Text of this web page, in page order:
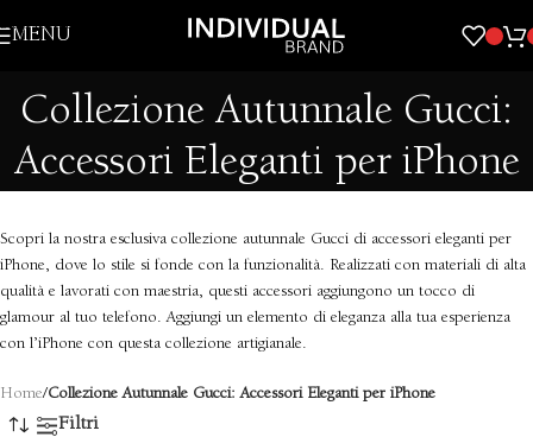
Skip to navigation
MENU
Collezione Autunnale Gucci:
Accessori Eleganti per iPhone
Scopri la nostra esclusiva collezione autunnale Gucci di accessori eleganti per
iPhone, dove lo stile si fonde con la funzionalità. Realizzati con materiali di alta
qualità e lavorati con maestria, questi accessori aggiungono un tocco di
glamour al tuo telefono. Aggiungi un elemento di eleganza alla tua esperienza
con l’iPhone con questa collezione artigianale.
Home/Collezione Autunnale Gucci: Accessori Eleganti per iPhone
Filtri